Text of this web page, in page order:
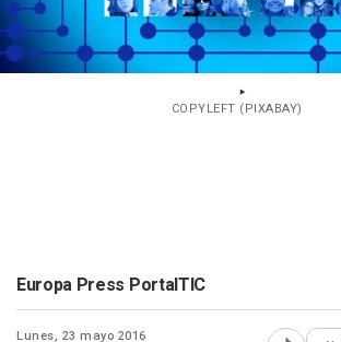
COPYLEFT (PIXABAY)
Europa Press PortalTIC
Lunes, 23 mayo 2016